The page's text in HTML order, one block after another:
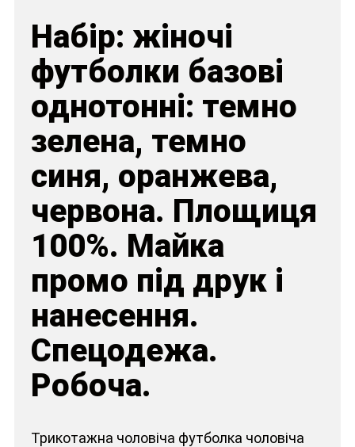
Набір: жіночі
футболки базові
однотонні: темно
зелена, темно
синя, оранжева,
червона. Площиця
100%. Майка
промо під друк і
нанесення.
Спецодежа.
Робоча.
Трикотажна чоловіча футболка чоловіча